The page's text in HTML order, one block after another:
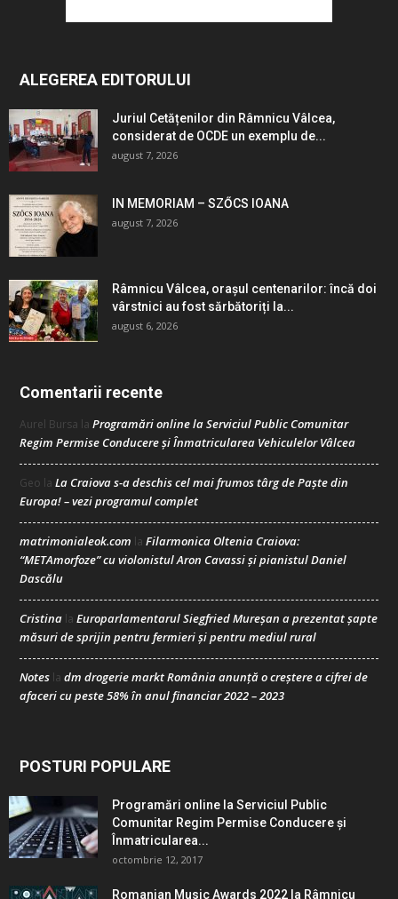
ALEGEREA EDITORULUI
Juriul Cetățenilor din Râmnicu Vâlcea,
considerat de OCDE un exemplu de...
august 7, 2026
IN MEMORIAM – SZŐCS IOANA
august 7, 2026
Râmnicu Vâlcea, orașul centenarilor: încă doi
vârstnici au fost sărbătoriți la...
august 6, 2026
Comentarii recente
Aurel Bursa la Programări online la Serviciul Public Comunitar
Regim Permise Conducere şi Înmatricularea Vehiculelor Vâlcea
Geo la La Craiova s-a deschis cel mai frumos târg de Paște din
Europa! – vezi programul complet
matrimonialeok.com la Filarmonica Oltenia Craiova:
“METAmorfoze” cu violonistul Aron Cavassi și pianistul Daniel
Dascălu
Cristina la Europarlamentarul Siegfried Mureșan a prezentat șapte
măsuri de sprijin pentru fermieri și pentru mediul rural
Notes la dm drogerie markt România anunță o creștere a cifrei de
afaceri cu peste 58% în anul financiar 2022 – 2023
POSTURI POPULARE
Programări online la Serviciul Public
Comunitar Regim Permise Conducere şi
Înmatricularea...
octombrie 12, 2017
Romanian Music Awards 2022 la Râmnicu